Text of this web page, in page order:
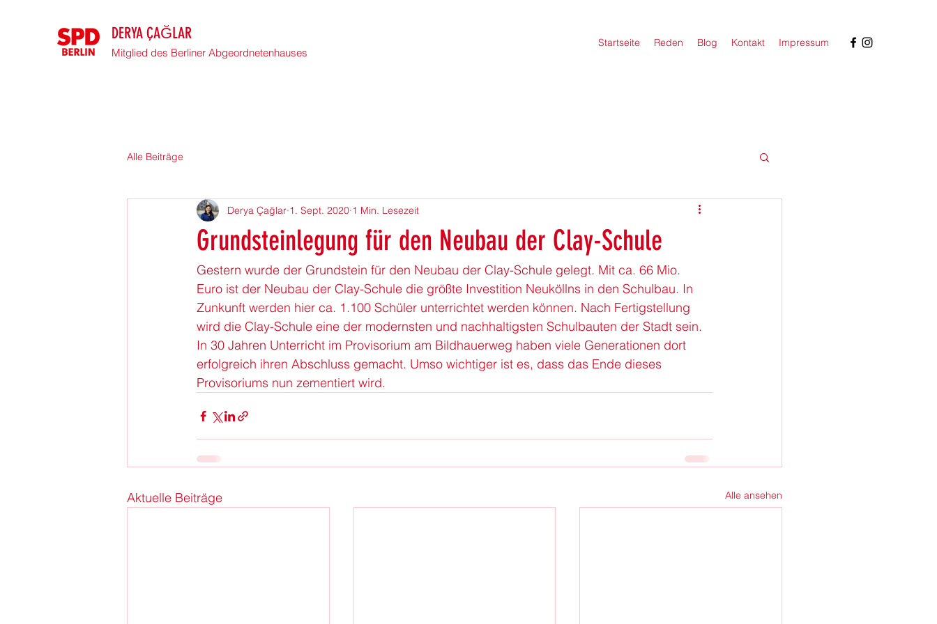
DERYA ÇAĞLAR
Mitglied des Berliner Abgeordnetenhauses
Startseite Reden Blog Kontakt Impressum
Alle Beiträge
Grundsteinlegung für den Neubau der Clay-Schule
Derya Çağlar 1. Sept. 2020 1 Min. Lesezeit
Gestern wurde der Grundstein für den Neubau der Clay-Schule gelegt. Mit ca. 66 Mio.
Euro ist der Neubau der Clay-Schule die größte Investition Neuköllns in den Schulbau. In
Zunkunft werden hier ca. 1.100 Schüler unterrichtet werden können. Nach Fertigstellung
wird die Clay-Schule eine der modernsten und nachhaltigsten Schulbauten der Stadt sein.
In 30 Jahren Unterricht im Provisorium am Bildhauerweg haben viele Generationen dort
erfolgreich ihren Abschluss gemacht. Umso wichtiger ist es, dass das Ende dieses
Provisoriums nun zementiert wird.
Aktuelle Beiträge Alle ansehen